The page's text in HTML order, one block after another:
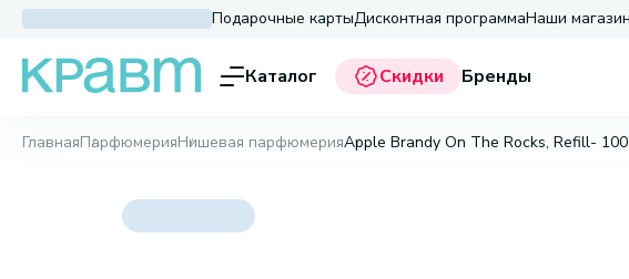
Подарочные картыДисконтная программаНаши
Каталог Скидки Бренды
ГлавнаяПарфюмерияНишевая парфюмерияApple Brandy On The Rocks, Refill-